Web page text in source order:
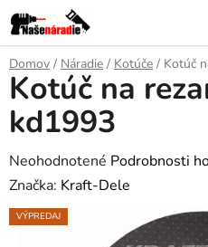
Prejsť
na
obsah
Domov / Náradie / Kotúče / Kotúč
Kotúč na
kd1993
Priemerné
hodnotenie
produktu
Neohodnotené Podrobnosti
Značka: Kraft-Dele
VÝPREDAJ